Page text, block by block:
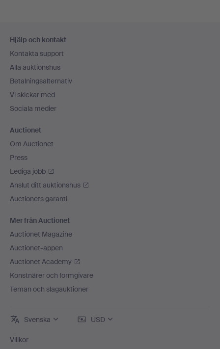
Hjälp och kontakt
Kontakta support
Alla auktionshus
Betalningsalternativ
Vi skickar med
Sociala medier
Auctionet
Om Auctionet
Press
Lediga jobb
Anslut ditt auktionshus
Auctionets garanti
Mer från Auctionet
Auctionet Magazine
Auctionet-appen
Auctionet Academy
Konstnärer och formgivare
Teman och slagauktioner
Svenska USD
Villkor